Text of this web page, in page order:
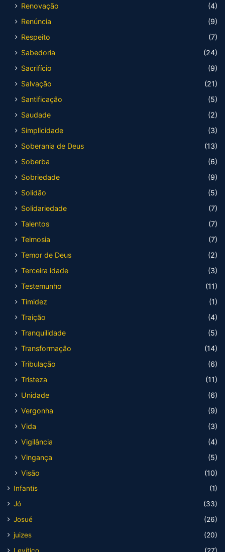
Renovação
(4)
Renúncia
(9)
Respeito
(7)
Sabedoria
(24)
Sacrifício
(9)
Salvação
(21)
Santificação
(5)
Saudade
(2)
Simplicidade
(3)
Soberania de Deus
(13)
Soberba
(6)
Sobriedade
(9)
Solidão
(5)
Solidariedade
(7)
Talentos
(7)
Teimosia
(7)
Temor de Deus
(2)
Terceira idade
(3)
Testemunho
(11)
Timidez
(1)
Traição
(4)
Tranquilidade
(5)
Transformação
(14)
Tribulação
(6)
Tristeza
(11)
Unidade
(6)
Vergonha
(9)
Vida
(3)
Vigilância
(4)
Vingança
(5)
Visão
(10)
Infantis
(1)
Jó
(33)
Josué
(26)
juizes
(20)